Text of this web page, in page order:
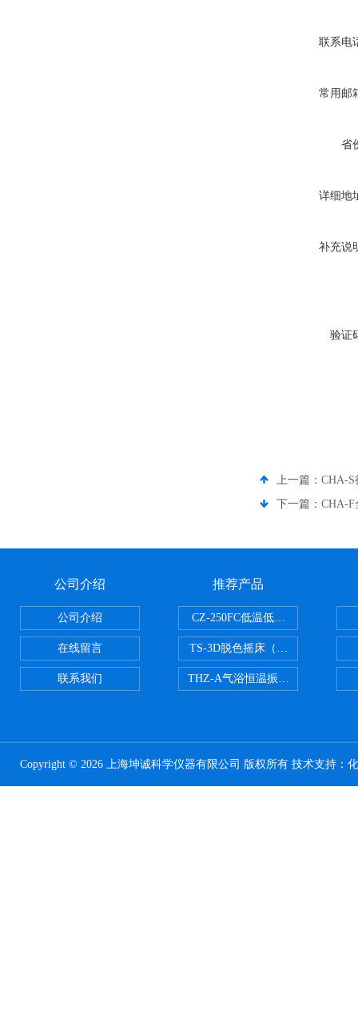
联系电
常用邮
省
详细地
补充说
验证
上一篇： CHA-
下一篇： CHA-F
公司介绍
公司介绍
在线留言
联系我们
推荐产品
CZ-250FC低温低湿种子储藏柜
TS-3D脱色摇床（三维运动）
THZ-A气浴恒温振荡器
Copyright © 2026 上海坤诚科学仪器有限公司 版权所有 技术支持：